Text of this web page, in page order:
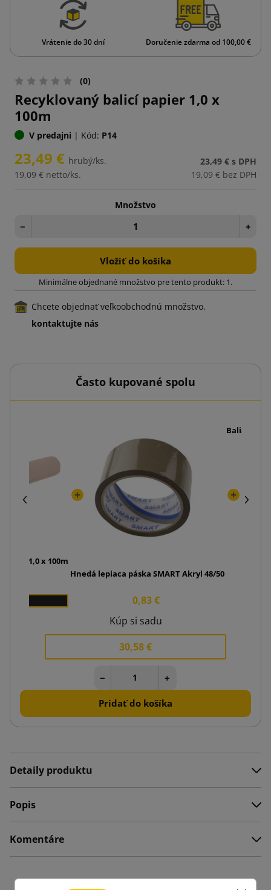
Vrátenie do 30 dní Doručenie zdarma od 100,00 €
(0)
Recyklovaný balicí papier 1,0 x
100m
V predajni | Kód: P14
23,49 € hrubý/ks.
19,09 € netto/ks.
23,49 € s DPH
19,09 € bez DPH
Množstvo
− +
Vložiť do košíka
Minimálne objednané množstvo pre tento produkt: 1.
Chcete objednať veľkoobchodnú množstvo,
kontaktujte nás
Často kupované spolu
1,0 x 100m
Hnedá lepiaca páska SMART Akryl 48/50
0,83 €
Baliaci nôž
Kúp si sadu
30,58 €
− +
Pridať do košíka
Detaily produktu
Popis
Komentáre